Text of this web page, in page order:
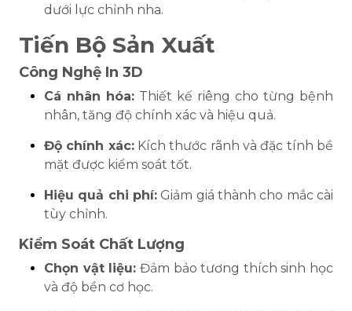
dưới lực chỉnh nha.
Tiến Bộ Sản Xuất
Công Nghệ In 3D
Cá nhân hóa: Thiết kế riêng cho từng bệnh
nhân, tăng độ chính xác và hiệu quả.
Độ chính xác:Kích thước rãnh và đặc tính bề
mặt được kiểm soát tốt.
Hiệu quả chi phí: Giảm giá thành cho mắc cài
tùy chỉnh.
Kiểm Soát Chất Lượng
Chọn vật liệu: Đảm bảo tương thích sinh học
và độ bền cơ học.